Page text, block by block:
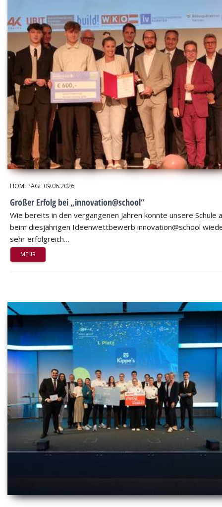
HOMEPAGE 09.06.2026
Großer Erfolg bei „innovation@school“
Wie bereits in den vergangenen Jahren konnte unsere Schule
beim diesjährigen Ideenwettbewerb innovation@school
sehr erfolgreich…
MEHR